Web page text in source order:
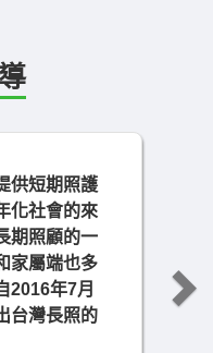
供短期照護
化社會的來
期照顧的一
家屬端也多
2016年7月
台灣長照的